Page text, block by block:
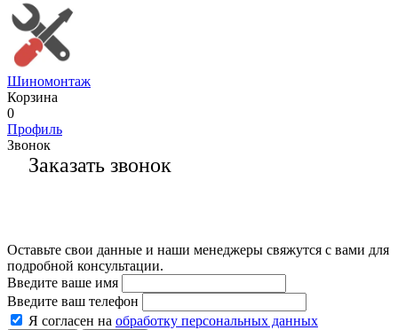
Шиномонтаж
Корзина
0
Профиль
Звонок
Заказать звонок
Оставьте свои данные и наши менеджеры свяжутся с вами для
подробной консультации.
Введите ваше имя
Введите ваш телефон
Я согласен на обработку персональных данных